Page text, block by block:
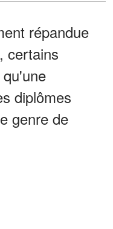
répandue
certains
diplômes
genre de